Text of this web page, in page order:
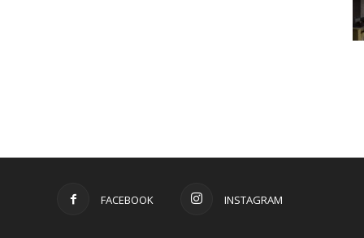
FACEBOOK INSTAGRAM